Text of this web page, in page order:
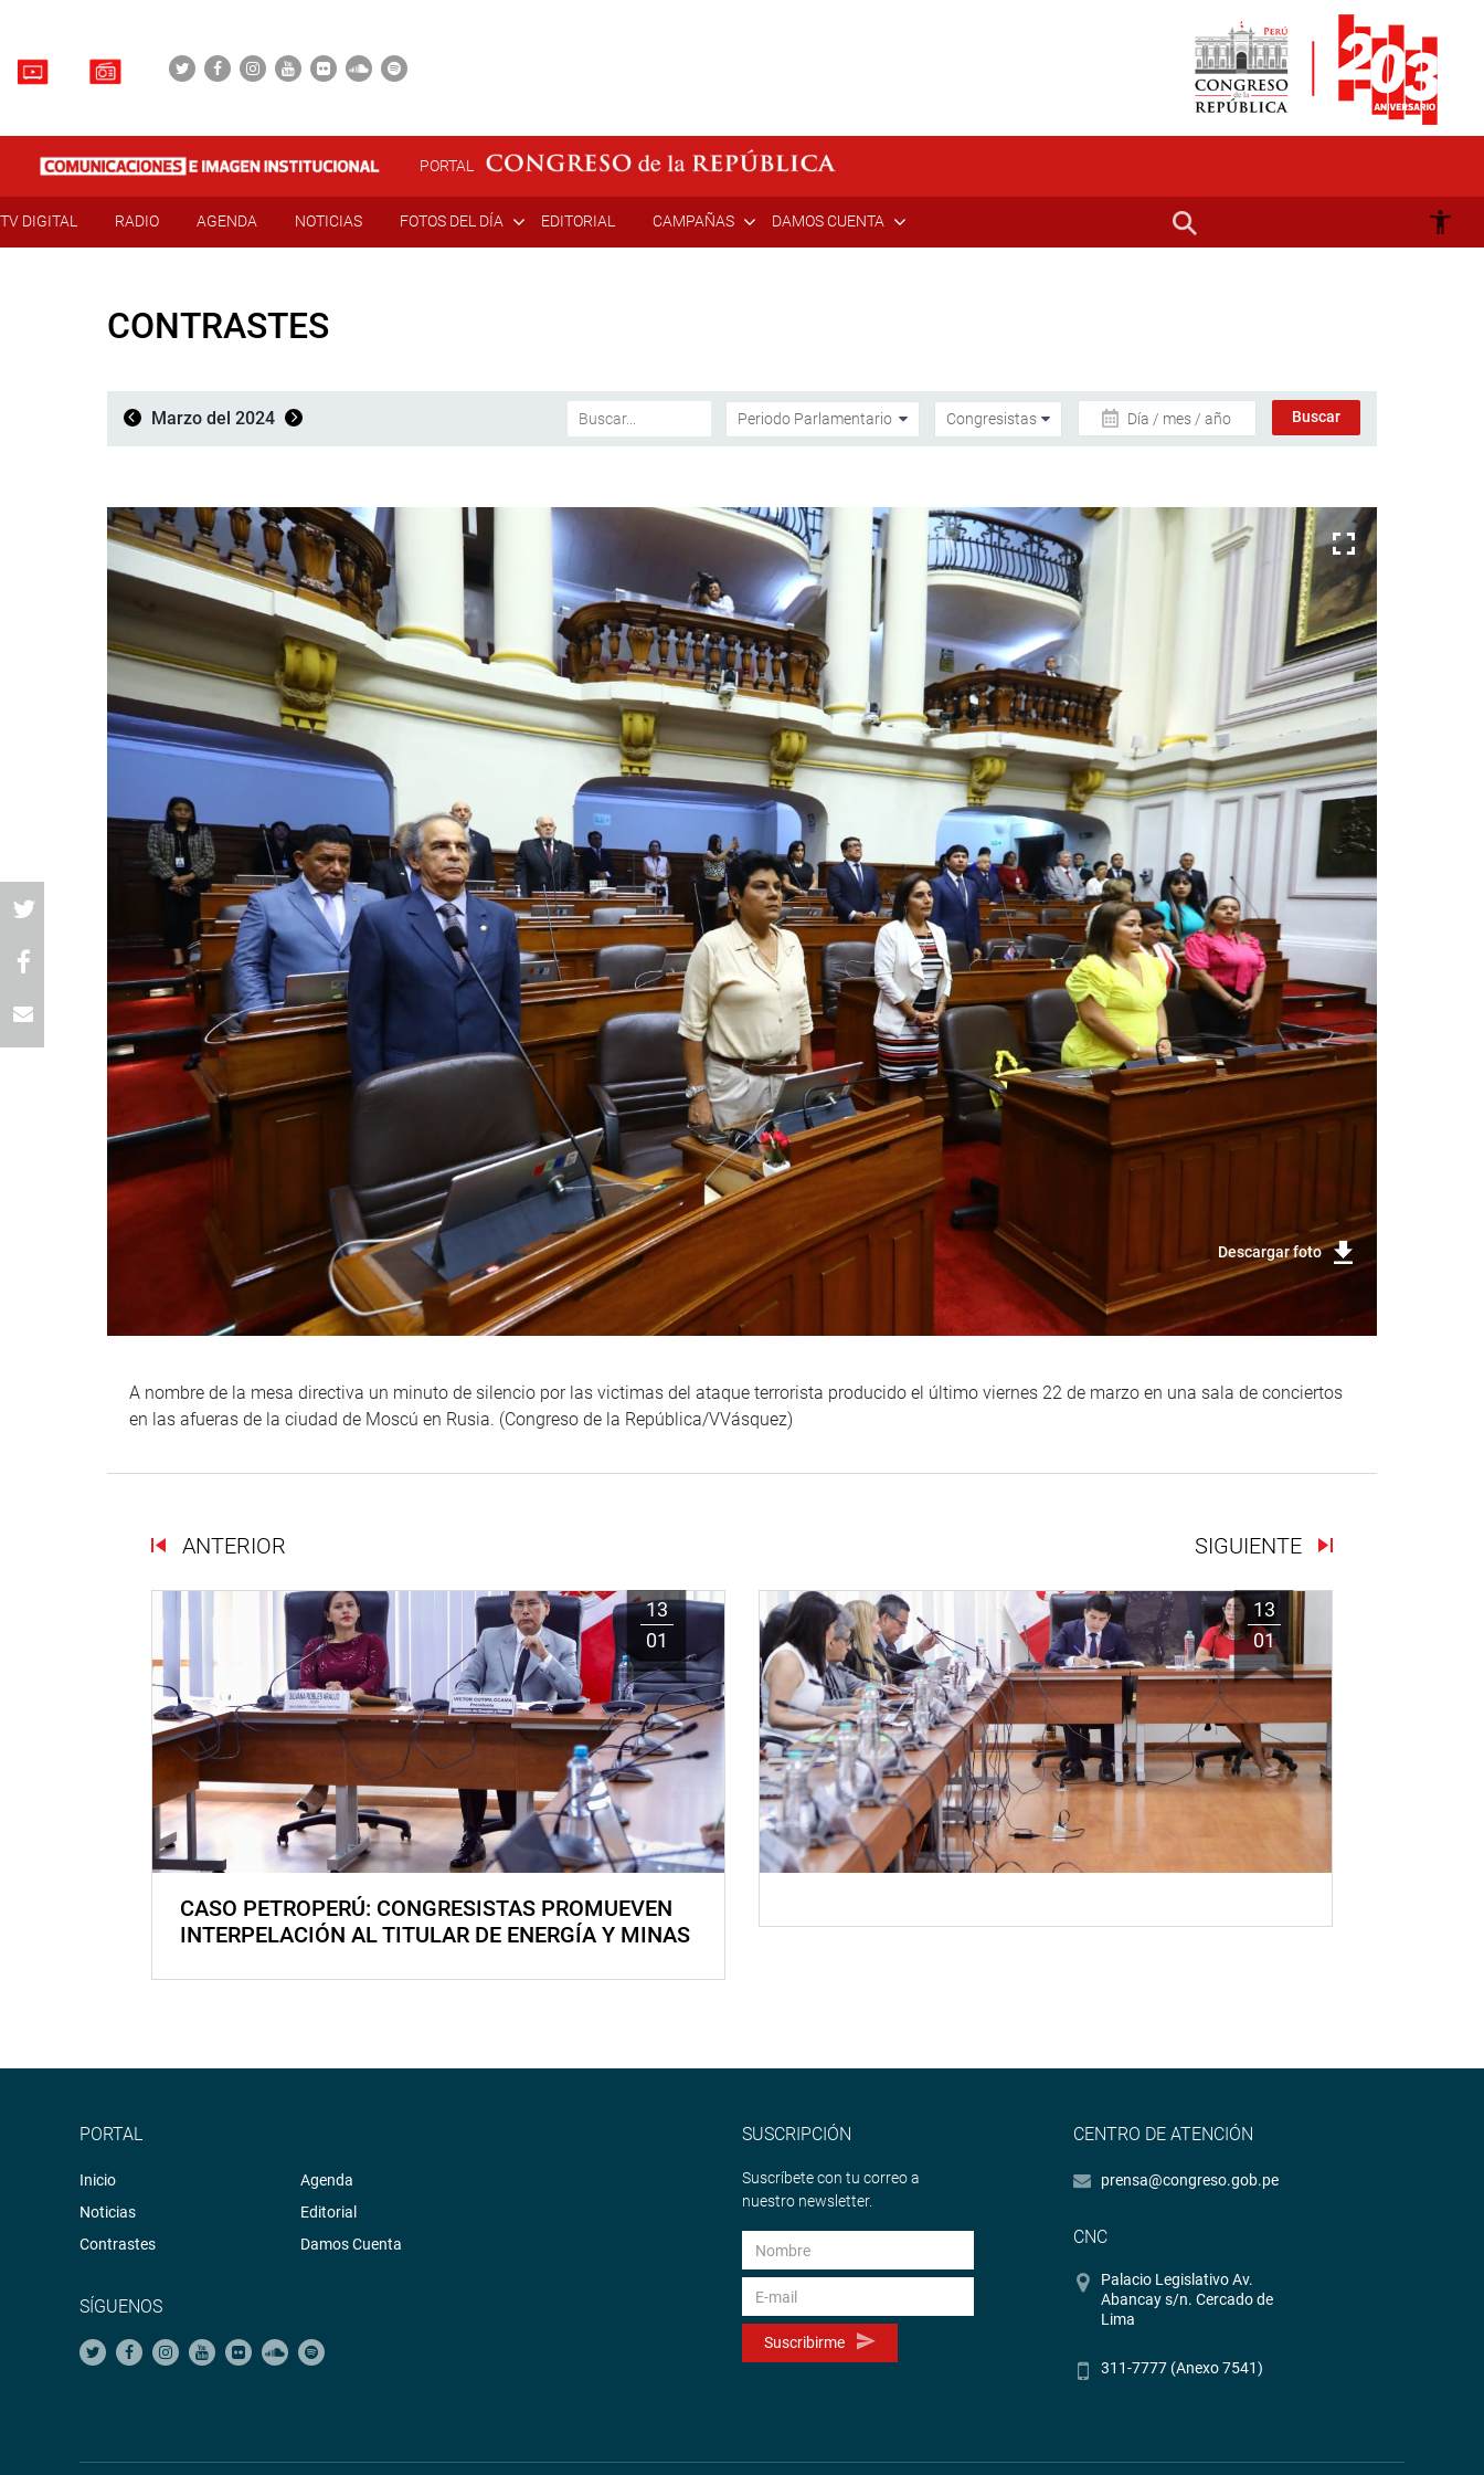
PORTAL
TV DIGITAL RADIO AGENDA NOTICIAS FOTOS DEL DÍA EDITORIAL CAMPAÑAS DAMOS CUENTA
CONTRASTES
Marzo del 2024 Día / mes / año
Descargar foto
A nombre de la mesa directiva un minuto de silencio por las victimas del ataque terrorista producido el último viernes 22 de marzo en una sala de conciertos
en las afueras de la ciudad de Moscú en Rusia. (Congreso de la República/VVásquez)
ANTERIOR SIGUIENTE
13
01
CASO PETROPERÚ: CONGRESISTAS PROMUEVEN
INTERPELACIÓN AL TITULAR DE ENERGÍA Y MINAS
13
01
PORTAL
Inicio
Noticias
Contrastes
Agenda
Editorial
Damos Cuenta
SÍGUENOS
SUSCRIPCIÓN
Suscríbete con tu correo a
nuestro newsletter.
Suscribirme
CENTRO DE ATENCIÓN
prensa@congreso.gob.pe
CNC
Palacio Legislativo Av.
Abancay s/n. Cercado de
Lima
311-7777 (Anexo 7541)